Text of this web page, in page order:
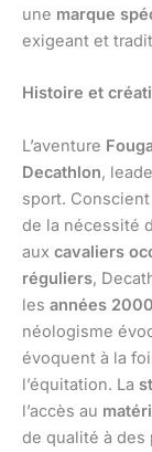
une marque
exigeant et
Histoire et
L’aventure
Decathlon,
sport.
de la nécessité
aux cavaliers
réguliers,
les années 2000
néologisme
évoquent à la
l’équitation. La
l’accès au
de qualité à des